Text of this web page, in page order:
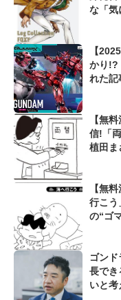
な「気
【
かり!?
れた記
【無
信!「
植田ま
【無
行こう
の“ゴ
ゴン
長でき
いと